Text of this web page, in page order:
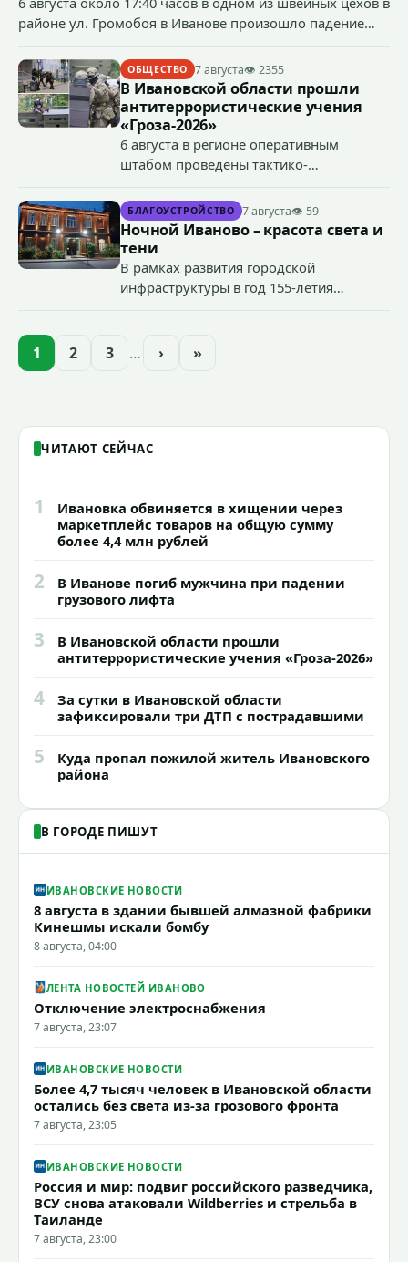
районе ул. Громобоя в Иванове произошло падение
ОБЩЕСТВО 7 августа👁 2355
В Ивановской области прошли
антитеррористические учения
«Гроза-2026»
6 августа в регионе оперативным
штабом проведены тактико-
террористического акта на объекте
органов государственной власти.
«Гроза-2026».
БЛАГОУСТРОЙСТВО 7 августа👁 59
Ночной Иваново – красота света и
тени
В рамках развития городской
инфраструктуры в год 155-летия
проекта подсветки исторических
1 2 3 … › »
ЧИТАЮТ СЕЙЧАС
1
Ивановка обвиняется в хищении через
маркетплейс товаров на общую сумму
более 4,4 млн рублей
2
В Иванове погиб мужчина при падении
грузового лифта
3
В Ивановской области прошли
антитеррористические учения «Гроза-2026»
4
За сутки в Ивановской области
зафиксировали три ДТП с пострадавшими
5
Куда пропал пожилой житель Ивановского
района
В ГОРОДЕ ПИШУТ
ИВАНОВСКИЕ НОВОСТИ
8 августа в здании бывшей алмазной фабрики
Кинешмы искали бомбу
8 августа, 04:00
ЛЕНТА НОВОСТЕЙ ИВАНОВО
Отключение электроснабжения
7 августа, 23:07
ИВАНОВСКИЕ НОВОСТИ
Более 4,7 тысяч человек в Ивановской области
остались без света из-за грозового фронта
7 августа, 23:05
ИВАНОВСКИЕ НОВОСТИ
Россия и мир: подвиг российского разведчика,
ВСУ снова атаковали Wildberries и стрельба в
Таиланде
7 августа, 23:00